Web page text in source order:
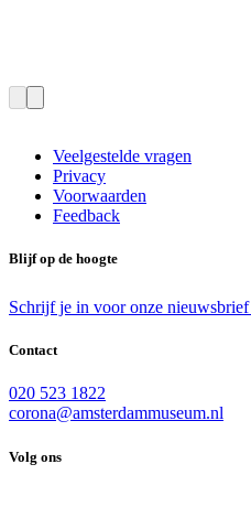
Veelgestelde vragen
Privacy
Voorwaarden
Feedback
Blijf op de hoogte
Schrijf je in voor onze nieuwsbrief
Contact
020 523 1822
corona@amsterdammuseum.nl
Volg ons